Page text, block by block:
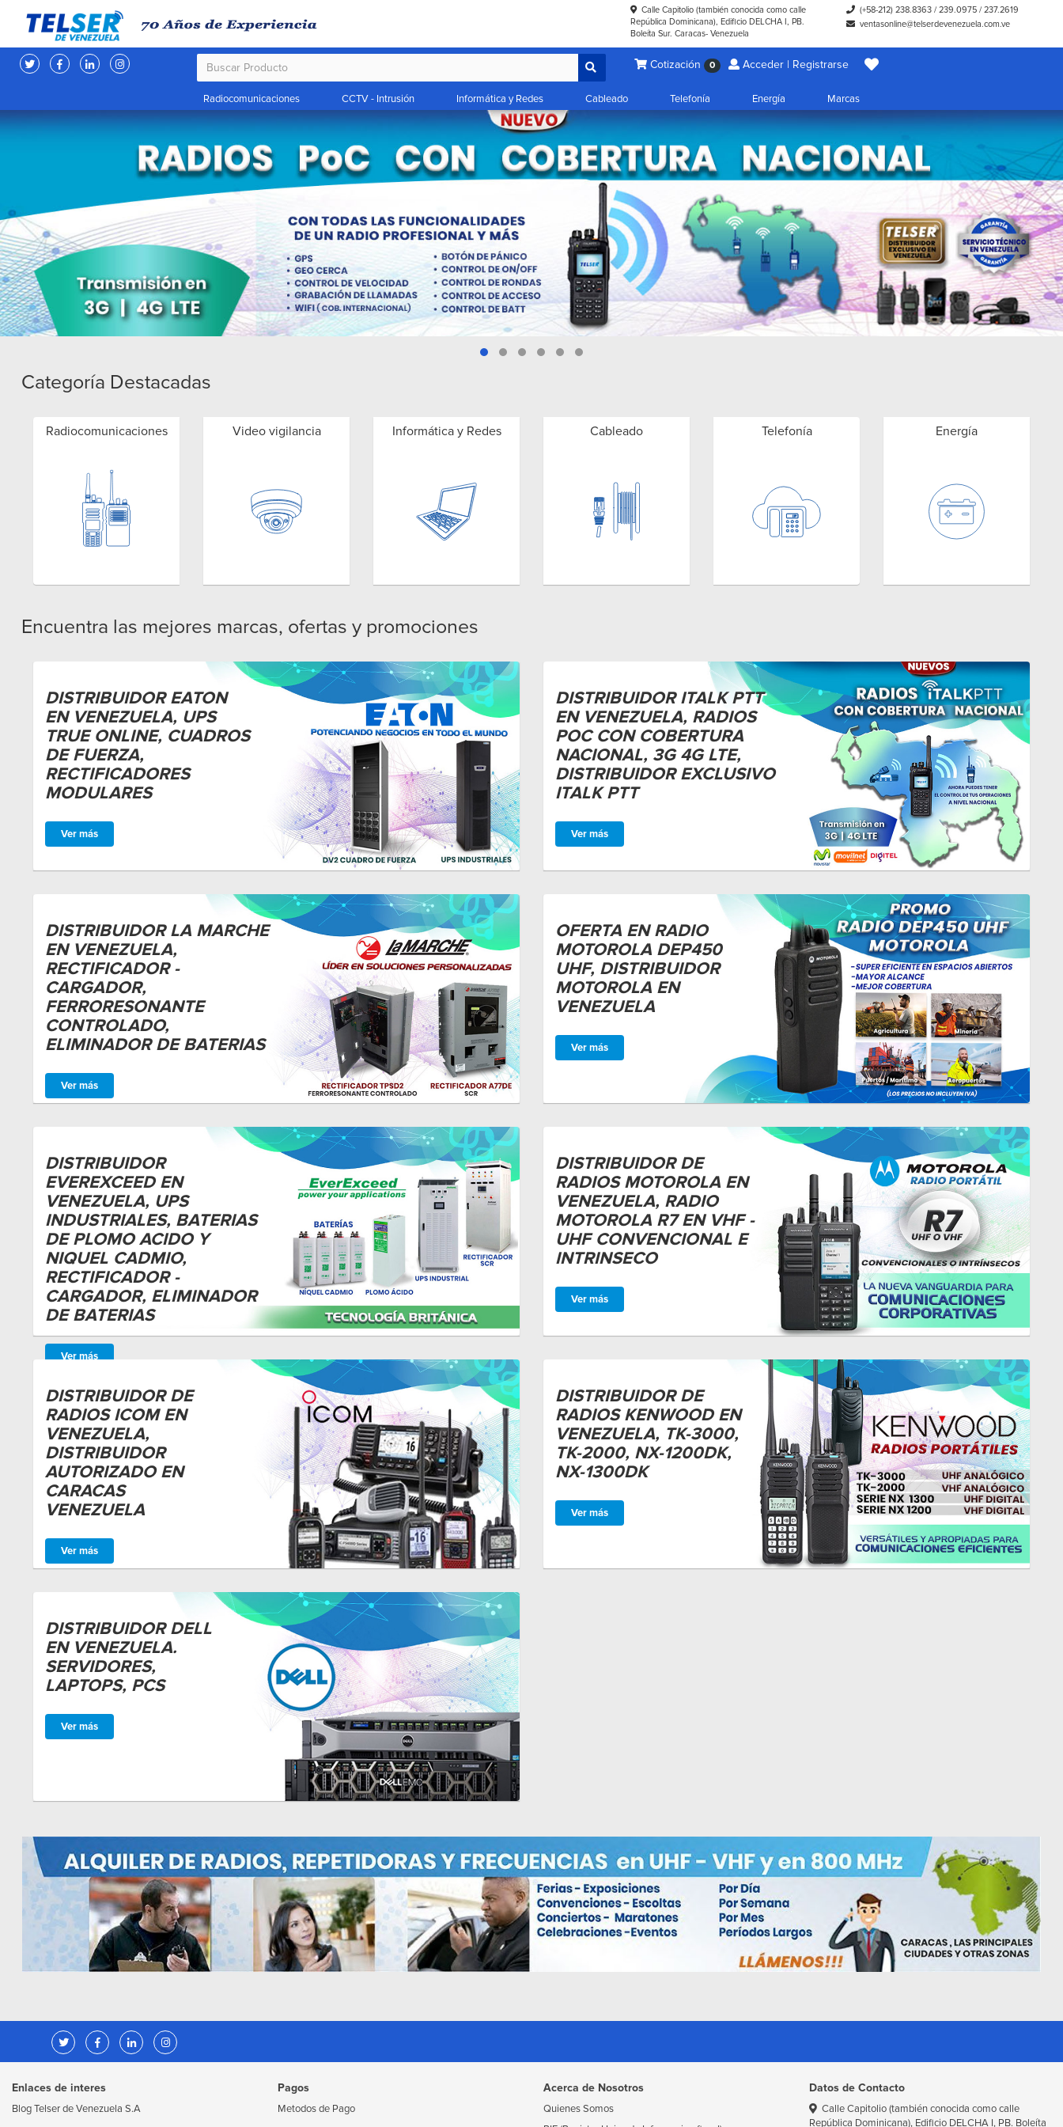
Calle Capitolio (también conocida como calle
República Dominicana), Edificio DELCHA I, PB.
Boleíta Sur. Caracas- Venezuela
(+58-212) 238.8363 /239.0975 /237.2619
ventasonline@telserdevenezuela.com.ve
Cotización 0 Acceder | Registrarse
Radiocomunicaciones CCTV - Intrusión Informática y Redes Cableado Telefonía Energía Marcas
Categoría Destacadas
Radiocomunicaciones Video vigilancia Informática y Redes Cableado Telefonía Energía
Encuentra las mejores marcas, ofertas y promociones
DISTRIBUIDOR EATON
EN VENEZUELA, UPS
TRUE ONLINE, CUADROS
DE FUERZA,
RECTIFICADORES
MODULARES
Ver más
DISTRIBUIDOR ITALK PTT
EN VENEZUELA, RADIOS
POC CON COBERTURA
NACIONAL, 3G 4G LTE,
DISTRIBUIDOR EXCLUSIVO
ITALK PTT
Ver más
DISTRIBUIDOR LA MARCHE
EN VENEZUELA,
RECTIFICADOR -
CARGADOR,
FERRORESONANTE
CONTROLADO,
ELIMINADOR DE BATERIAS
Ver más
OFERTA EN RADIO
MOTOROLA DEP450
UHF, DISTRIBUIDOR
MOTOROLA EN
VENEZUELA
Ver más
DISTRIBUIDOR
EVEREXCEED EN
VENEZUELA, UPS
INDUSTRIALES, BATERIAS
DE PLOMO ACIDO Y
NIQUEL CADMIO,
RECTIFICADOR -
CARGADOR, ELIMINADOR
DE BATERIAS
Ver más
DISTRIBUIDOR DE
RADIOS MOTOROLA EN
VENEZUELA, RADIO
MOTOROLA R7 EN VHF -
UHF CONVENCIONAL E
INTRINSECO
Ver más
DISTRIBUIDOR DE
RADIOS ICOM EN
VENEZUELA,
DISTRIBUIDOR
AUTORIZADO EN
CARACAS
VENEZUELA
Ver más
DISTRIBUIDOR DE
RADIOS KENWOOD EN
VENEZUELA, TK-3000,
TK-2000, NX-1200DK,
NX-1300DK
Ver más
DISTRIBUIDOR DELL
EN VENEZUELA.
SERVIDORES,
LAPTOPS, PCS
Ver más
Enlaces de interes
Blog Telser de Venezuela S.A
Pagos
Metodos de Pago
Acerca de Nosotros
Quienes Somos
Datos de Contacto
Calle Capitolio (también conocida como calle
República Dominicana), Edificio DELCHA I, PB. Boleíta